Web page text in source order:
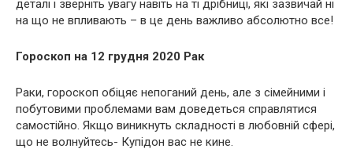
деталі і зверніть увагу навіть на ті дрібниці, які зазвичай ні
на що не впливають – в це день важливо абсолютно все!
Гороскоп на 12 грудня 2020 Рак
Раки, гороскоп обіцяє непоганий день, але з сімейними і
побутовими проблемами вам доведеться справлятися
самостійно. Якщо виникнуть складності в любовній сфері,
що не волнуйтесь- Купідон вас не кине.